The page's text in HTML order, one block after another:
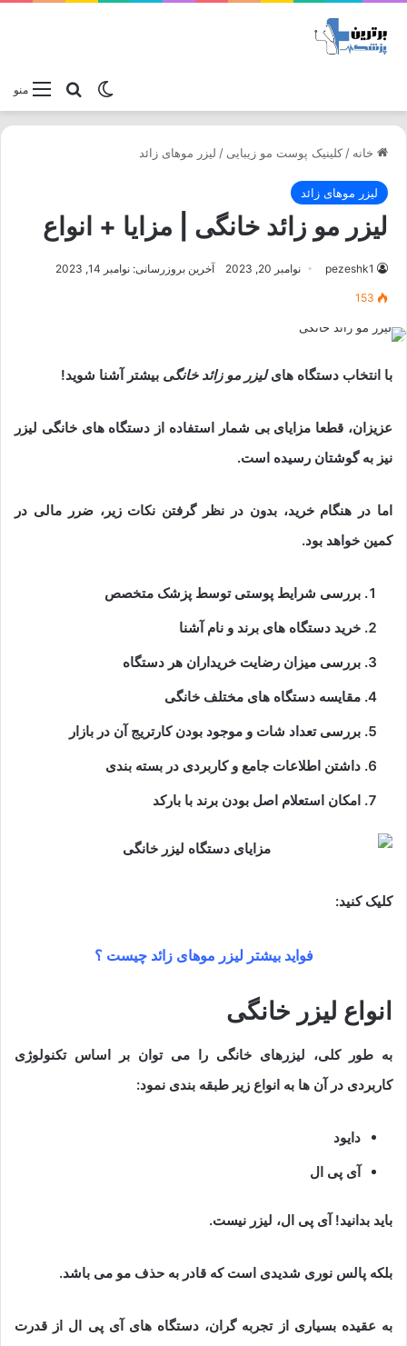
منوجستجو
تغییر پوسته
خانه / کلینیک پوست مو زیبایی / لیزر موهای زائد
لیزر موهای زائد
لیزر مو زائد خانگی | مزایا + انواع
pezeshk1 نوامبر 20, 2023 آخرین بروزرسانی: نوامبر 14, 2023
153
با انتخاب دستگاه هایلیزر مو زائد خانگی بیشتر آشنا شوید!
عزیزان، قطعا مزایای بی شمار استفاده از دستگاه های خانگی لیزر
نیز به گوشتان رسیده است.
اما در هنگام خرید، بدون در نظر گرفتن نکات زیر، ضرر مالی در
کمین خواهد بود.
بررسی شرایط پوستی توسط پزشک متخصص
خرید دستگاه های برند و نام آشنا
بررسی میزان رضایت خریداران هر دستگاه
مقایسه دستگاه های مختلف خانگی
بررسی تعداد شات و موجود بودن کارتریج آن در بازار
داشتن اطلاعات جامع و کاربردی در بسته بندی
امکان استعلام اصل بودن برند با بارکد
کلیک کنید:
فواید بیشتر لیزر موهای زائد چیست ؟
انواع لیزر خانگی
به طور کلی، لیزرهای خانگی را می توان بر اساس تکنولوژی
کاربردی در آن ها به انواع زیر طبقه بندی نمود:
دایود
آی پی ال
باید بدانید! آی پی ال، لیزر نیست.
بلکه پالس نوری شدیدی است که قادر به حذف مو می باشد.
به عقیده بسیاری از تجربه گران، دستگاه های آی پی ال از قدرت